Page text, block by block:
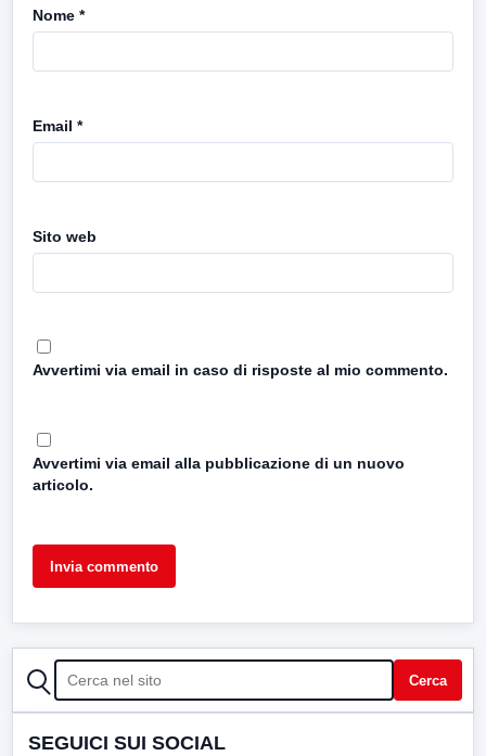
Nome *
Email *
Sito web
Avvertimi via email in caso di risposte al mio commento.
Avvertimi via email alla pubblicazione di un nuovo
articolo.
CERCA Cerca
SEGUICI SUI SOCIAL